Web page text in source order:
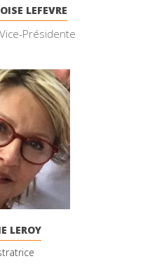
LEFEVRE
Présidente
LEROY